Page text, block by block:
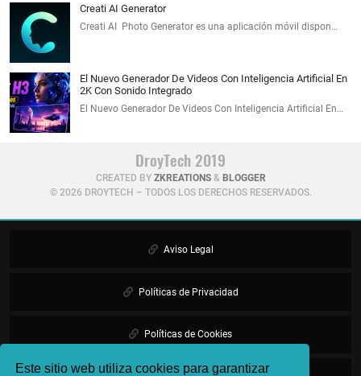
Este sitio web utiliza cookies para garantizar
Creati AI Generator
Creati AI Photo Generator es una aplicación móvil dispon…
El Nuevo Generador De Videos Con Inteligencia Artificial En
2K Con Sonido Integrado
El Nuevo Generador De Videos Con Inteligencia Artificial En…
DroyTech 2019
CREATED BY ZKREATIONS& BLOGGER
© 2026 DROYTECH – TODOS LOS DERECHOS RESERVADOS.
Aviso Legal
Políticas de Privacidad
Políticas de Cookies